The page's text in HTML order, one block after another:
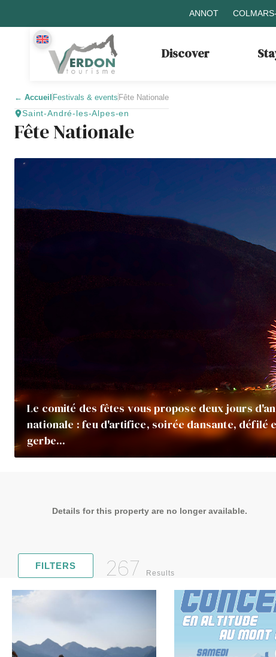
ANNOT
Discover
← Accueil Festivals & events Fête Nationale
Saint-André-les-Alpes-en
Fête Nationale
Le comité des fêtes vous propose deux jours
nationale : feu d'artifice, soirée dansante, défilé
gerbe...
Details for this property are no longer available.
FILTERS 267 Results
weekend in the magnificent
Haut Verdon mountains. 3
Concert par Les
engatsées (rock trad
provençal) Toys (
Rolling Stones).